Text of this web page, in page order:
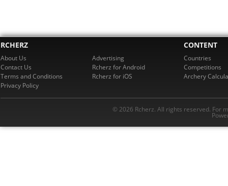
RCHERZ
About Us
Contact Us
Terms and Conditions
Privacy Policy
Advertising
Rcherz for Android
Rcherz for iOS
CONTENT
Countries
Competitions
Archery
© 2026 Rcherz. All rights reserved. For